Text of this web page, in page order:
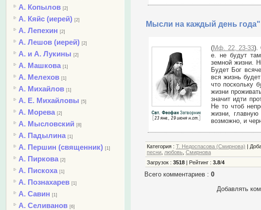
А. Копылов [2]
А. Кяйс (иерей) [2]
А. Лепехин [2]
А. Лешов (иерей) [2]
А. и А. Лукины [2]
А. Машкова [1]
А. Мелехов [1]
А. Михайлов [1]
А. Е. Михайловы [5]
А. Морева [2]
А. Мысловский [8]
А. Падылина [1]
А. Першин (священник) [1]
А. Пиркова [2]
А. Пискоха [1]
А. Познахарев [1]
А. Савин [1]
А. Селиванов [6]
Мысли на каждый день
(Мф. 22, 23-33).
е. не будут
земной жизни.
Будет Бог
вся жизнь
что поскольку
жизни
значит идти
Не то чтоб
жизни,
возможно, и
Категория : Т. Недоспасова (Смирнова)
песни, любовь, Смирнова
Загрузок : 3518| Рейтинг : 3.8/4
Всего комментариев : 0
Добавлять